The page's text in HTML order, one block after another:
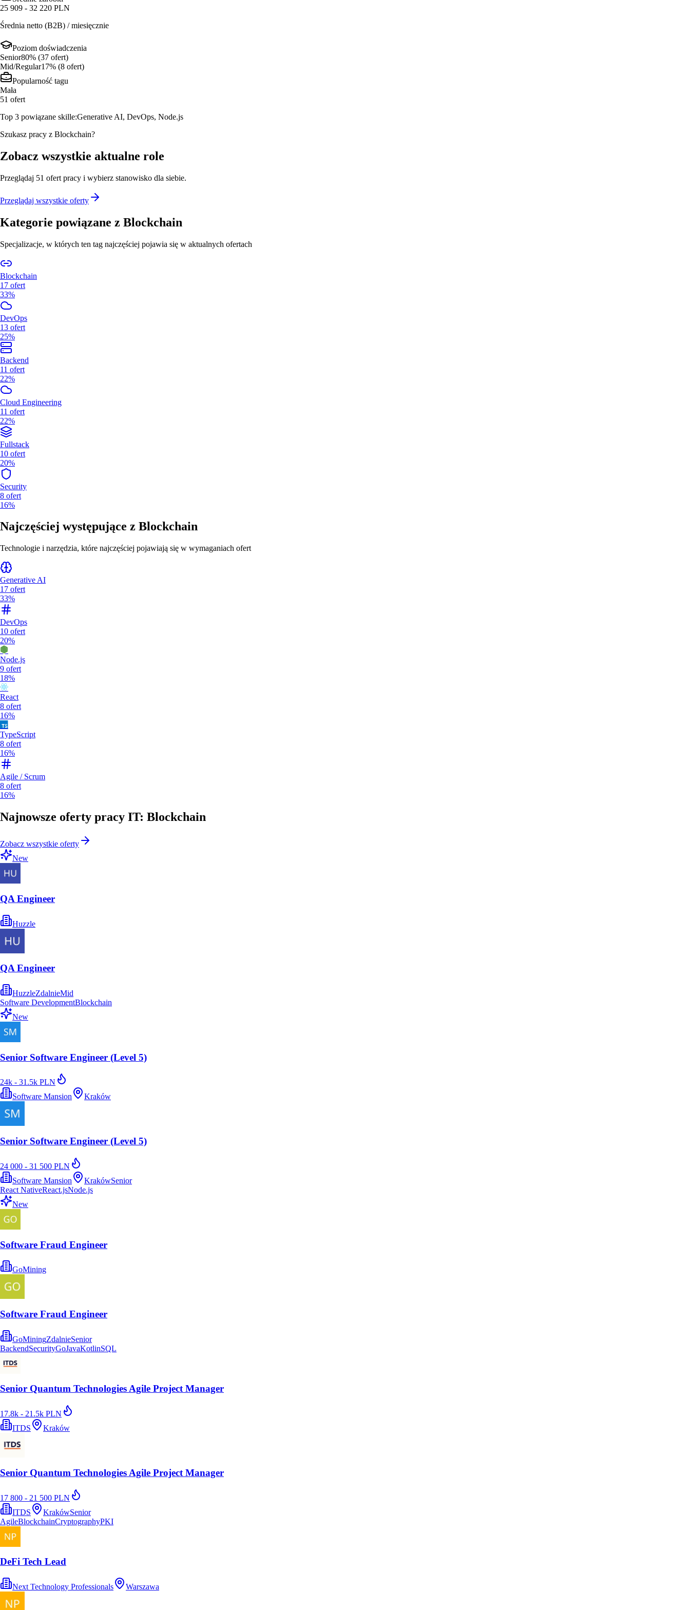
25 909 - 32 220 PLN
Średnia netto (B2B) / miesięcznie
Poziom doświadczenia
Senior80% (37 ofert)
Mid/Regular17% (8 ofert)
Popularność tagu
Mała
51 ofert
Top 3 powiązane skille:Generative AI, DevOps, Node.js
Szukasz pracy z Blockchain?
Zobacz wszystkie aktualne role
Przeglądaj 51 ofert pracy i wybierz stanowisko dla siebie.
Przeglądaj wszystkie oferty
Kategorie powiązane z Blockchain
Specjalizacje, w których ten tag najczęściej pojawia się w aktualnych ofertach
Blockchain
17 ofert
33%
DevOps
13 ofert
25%
Backend
11 ofert
22%
Cloud Engineering
11 ofert
22%
Fullstack
10 ofert
20%
Security
8 ofert
16%
Najczęściej występujące z Blockchain
Technologie i narzędzia, które najczęściej pojawiają się w wymaganiach ofert
Generative AI
17 ofert
33%
DevOps
10 ofert
20%
Node.js
9 ofert
18%
React
8 ofert
16%
TypeScript
8 ofert
16%
Agile / Scrum
8 ofert
16%
Najnowsze oferty pracy IT: Blockchain
Zobacz wszystkie oferty
New
QA Engineer
Huzzle
QA Engineer
HuzzleZdalnieMid
Software DevelopmentBlockchain
New
Senior Software Engineer (Level 5)
24k - 31.5k PLN
Software Mansion
Kraków
Senior Software Engineer (Level 5)
24 000 - 31 500 PLN
Software Mansion
KrakówSenior
React NativeReact.jsNode.js
New
Software Fraud Engineer
GoMining
Software Fraud Engineer
GoMiningZdalnieSenior
BackendSecurityGoJavaKotlinSQL
Senior Quantum Technologies Agile Project Manager
17.8k - 21.5k PLN
ITDS
Kraków
Senior Quantum Technologies Agile Project Manager
17 800 - 21 500 PLN
ITDS
KrakówSenior
AgileBlockchainCryptographyPKI
DeFi Tech Lead
Next Technology Professionals Warszawa